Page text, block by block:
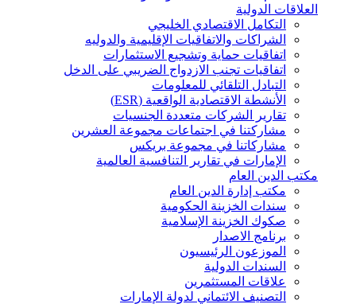
العلاقات الدولية
التكامل الاقتصادي الخليجي
الشراكات والاتفاقيات الإقليمية والدوليه
اتفاقيات حماية وتشجيع الاستثمارات
اتفاقيات تجنب الازدواج الضريبي على الدخل
التبادل التلقائي للمعلومات
الأنشطة الاقتصادية الواقعية (ESR)
تقارير الشركات متعددة الجنسيات
مشاركتنا في اجتماعات مجموعة العشرين
مشاركاتنا في مجموعة بريكس
الإمارات في تقارير التنافسية العالمية
مكتب الدين العام
مكتب إدارة الدين العام
سندات الخزينة الحكومية
صكوك الخزينة الإسلامية
برنامج الاصدار
الموزعون الرئيسيون
السندات الدولية
علاقات المستثمرين
التصنيف الائتماني لدولة الإمارات